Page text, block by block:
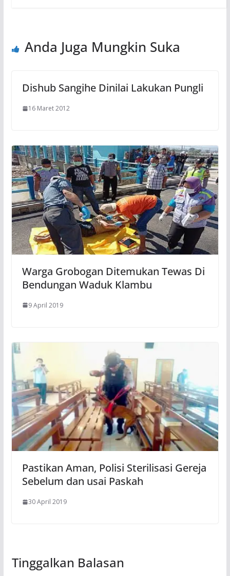
Anda Juga Mungkin Suka
Dishub Sangihe Dinilai Lakukan Pungli
16 Maret 2012
Warga Grobogan Ditemukan Tewas Di
Bendungan Waduk Klambu
9 April 2019
Pastikan Aman, Polisi Sterilisasi Gereja
Sebelum dan usai Paskah
30 April 2019
Tinggalkan Balasan